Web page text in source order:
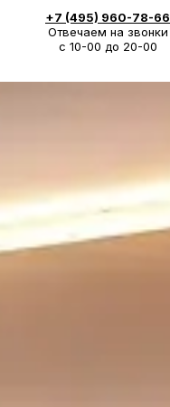
+7 (495) 960-78-66
Отвечаем на звонки
с 10-00 до 20-00